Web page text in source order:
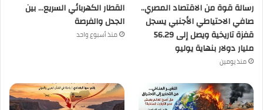
رسالة قوة من الاقتصاد المصري..
صافي الاحتياطي الأجنبي يسجل
قفزة تاريخية ويصل إلى 56.29
مليار دولار بنهاية يوليو
منذ يومين
القطار الكهربائي السريع… بين
الجدل والفرصة
منذ أسبوع واحد